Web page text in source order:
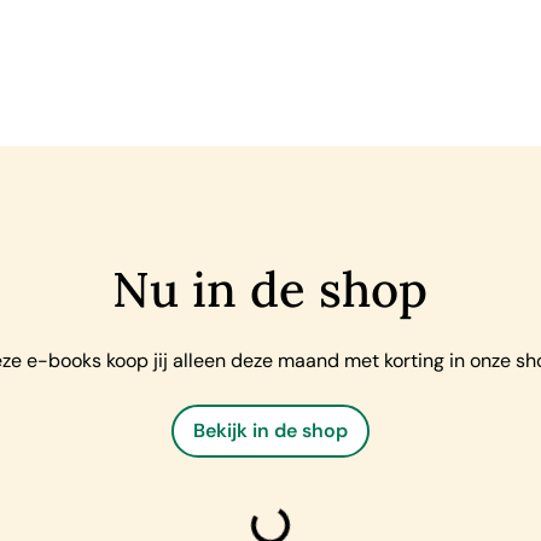
Nu in de shop
e-books koop jij alleen deze maand met korting in onze
Bekijk in de shop
laden